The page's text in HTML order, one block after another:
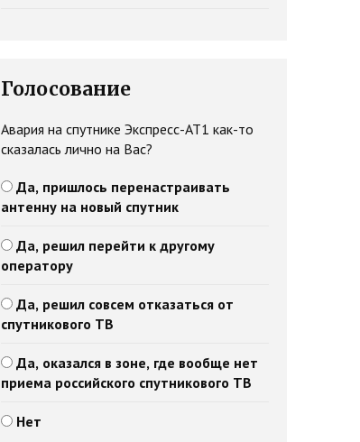
Голосование
Авария на спутнике Экспресс-АТ1 как-то
сказалась лично на Вас?
Да, пришлось перенастраивать
антенну на новый спутник
Да, решил перейти к другому
оператору
Да, решил совсем отказаться от
спутникового ТВ
Да, оказался в зоне, где вообще нет
приема российского спутникового ТВ
Нет